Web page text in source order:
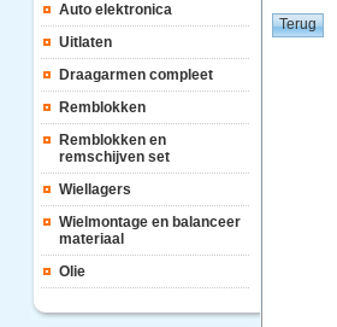
Auto elektronica
Uitlaten
Draagarmen compleet
Remblokken
Remblokken en
remschijven set
Wiellagers
Wielmontage en balanceer
materiaal
Olie